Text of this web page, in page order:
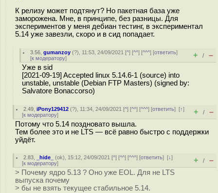
К релизу может подтянут? Но пакетная база уже
заморожена. Мне, в принципе, без разницы. Для
экспериментов у меня дебиан тестинг, в экспериментал
5.14 уже завезли, скоро и в сид попадает.
3.56 ,gumanzoy (?), 11:53, 24/09/2021 [^] [^^] [^^^] [ответить]
[к модератору] + / –
Уже в sid
[2021-09-19] Accepted linux 5.14.6-1 (source) into
unstable, unstable (Debian FTP Masters) (signed by:
Salvatore Bonaccorso)
2.49 ,iPony129412 (?), 11:34, 24/09/2021 [^] [^^] [^^^] [ответить][↑]
[к модератору] + / –
Потому что 5.14 поздновато вышла.
Тем более это и не LTS — всё равно быстро с поддержки
уйдёт.
2.83 _hide_ (ok), 15:12, 24/09/2021 [^] [^^] [^^^] [ответить][↓]
[к модератору] + / –
> Почему ядро 5.13 ? Оно уже EOL. Для не LTS
выпуска почему
> бы не взять текущее стабильное 5.14.